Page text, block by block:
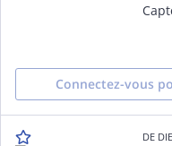
Connectez-vous
DE